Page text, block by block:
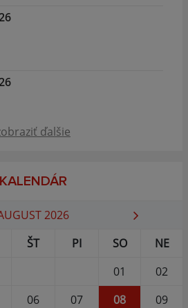
ďalšie
KALENDÁR
2026
ŠT PI SO
NE
01
02
06 07 08
09